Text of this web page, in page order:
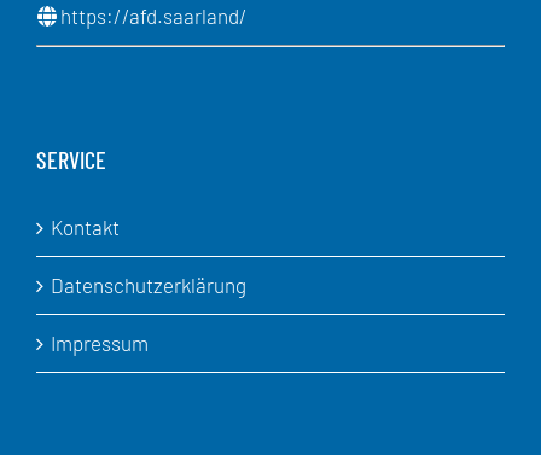
https://afd.saarland/
SERVICE
Kontakt
Datenschutzerklärung
Impressum